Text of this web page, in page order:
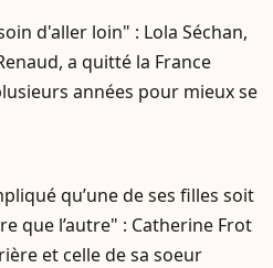
d'aller loin" : Lola Séchan,
a quitté la France
années pour mieux se
qu’une de ses filles soit
que l’autre" : Catherine Frot
et celle de sa soeur